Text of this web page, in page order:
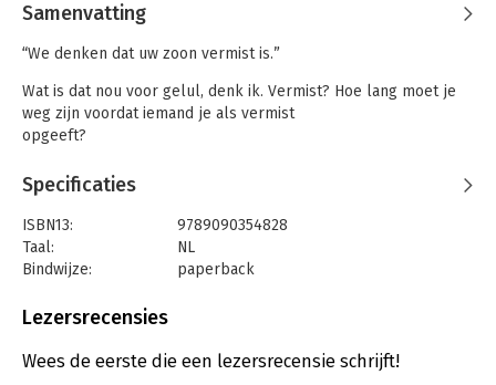
Samenvatting
“We denken dat uw zoon vermist is.”
Wat is dat nou voor gelul, denk ik. Vermist? Hoe lang moet je
weg zijn voordat iemand je als vermist
opgeeft?
In de nacht van 11 op 12 mei 2020 hoort Marjolein Hartman dat
haar zoon Max een van de vijf
omgekomen surfers in Scheveningen is. Ze zijn gestikt in een
metersdikke schuimlaag die zich door
een plots draaiende wind voor de kust had verzameld. Het
drama is wereldnieuws.
Volledig onderuitgehaald probeert ze zich staande te houden
staat. Op zoek naar houvast begint ze al na enkele weken te
Specificaties
ISBN13:
9789090354828
Taal:
NL
Bindwijze:
paperback
Uitgever:
Verschijningsdatum:
21-1-2022
Lezersrecensies
Wees de eerste die een lezersrecensie schrijft!